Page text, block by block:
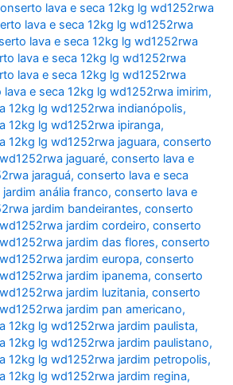
lava e seca 12kg lg wd1252rwa
lava e seca 12kg lg wd1252rwa
lava e seca 12kg lg wd1252rwa
lava e seca 12kg lg wd1252rwa
lava e seca 12kg lg wd1252rwa
e seca 12kg lg wd1252rwa imirim,
12kg lg wd1252rwa indianópolis,
12kg lg wd1252rwa ipiranga,
12kg lg wd1252rwa jaguara,conserto
jaguaré,conserto lava e
jaraguá,conserto lava e seca
anália franco,conserto lava e
jardim bandeirantes,conserto
jardim cordeiro,conserto
jardim das flores,conserto
jardim europa,conserto
jardim ipanema,conserto
jardim luzitania,conserto
jardim pan americano,
12kg lg wd1252rwa jardim paulista,
12kg lg wd1252rwa jardim paulistano,
12kg lg wd1252rwa jardim petropolis,
12kg lg wd1252rwa jardim regina,